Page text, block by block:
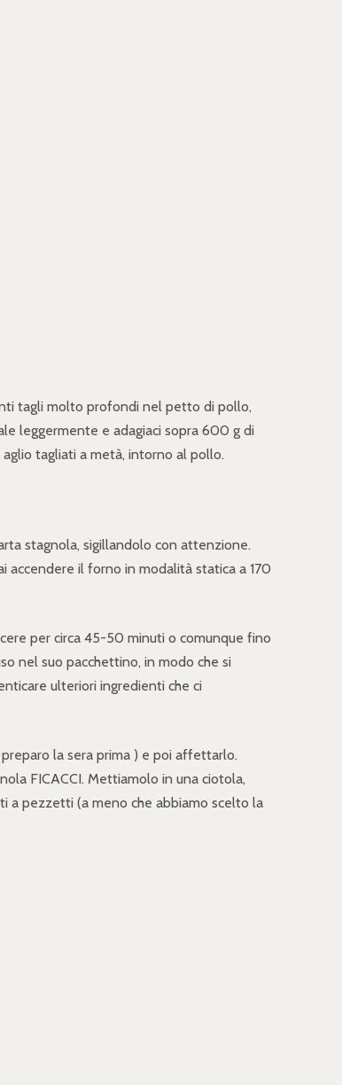
tagli molto profondi nel petto di pollo,
leggermente e adagiaci sopra 600 g di
tagliati a metà, intorno al pollo.
stagnola, sigillandolo con attenzione.
accendere il forno in modalità statica a 170
per circa 45-50 minuti o comunque fino
nel suo pacchettino, in modo che si
ulteriori ingredienti che ci
la sera prima ) e poi affettarlo.
FICACCI. Mettiamolo in una ciotola,
a pezzetti (a meno che abbiamo scelto la